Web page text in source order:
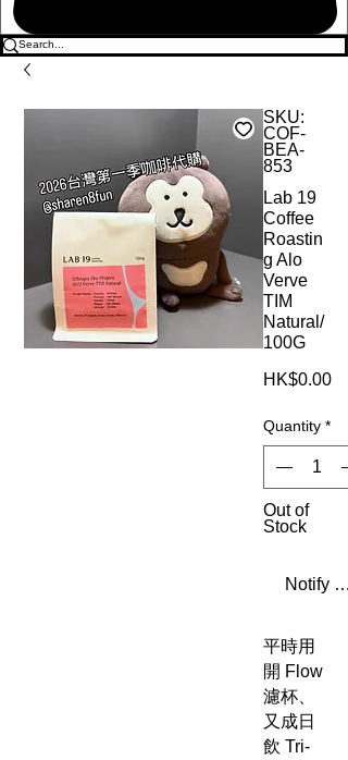
SKU:
COF-
BEA-
853
Lab 19
Coffee
Roastin
g Alo
Verve
TIM
Natural/
100G
HK$0.00
Quantity *
Out of
Stock
Notify
平時用
開 Flow
濾杯、
又成日
飲 Tri-